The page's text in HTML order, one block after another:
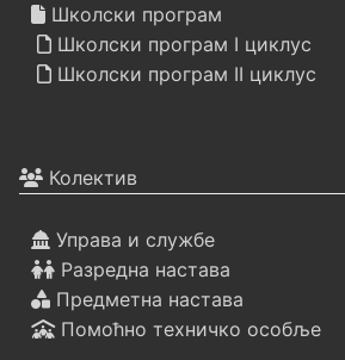
Школски програм
Школски програм I циклус
Школски програм II циклус
Колектив
Управа и службе
Разредна настава
Предметна настава
Помоћно техничко особље